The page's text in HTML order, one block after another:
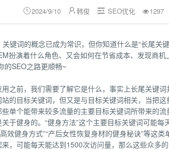
2024/9/10 韩俊  SEO优化 1297
键词的概念已成为常识，但你知道什么是“长尾关
扮演着什么角色、又会如何在节省成本、发现商
的SEO之路更顺畅~
之前，我们需要了解它是什么，事实上长尾关键
的目标关键词，但又是与目标关键词相关，当把
单个能带来较多流量的主要目标关键词所带来的流
于健身的。“健身方法”这个主要目标关键词可能
效健身方式”“产后女性恢复身材的健身秘诀”等这
，可能每天能达到1500次访问量，那么这些众多